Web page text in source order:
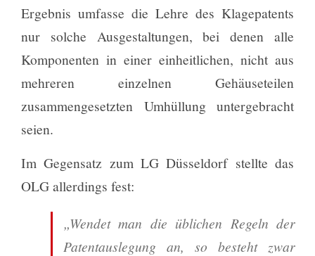
Ergebnis umfasse die Lehre des Klagepatents
nur solche Ausgestaltungen, bei denen alle
Komponenten in einer einheitlichen, nicht aus
mehreren einzelnen Gehäuseteilen
zusammengesetzten Umhüllung untergebracht
seien.
Im Gegensatz zum LG Düsseldorf stellte das
OLG allerdings fest:
„Wendet man die üblichen Regeln der
Patentauslegung an, so besteht zwar